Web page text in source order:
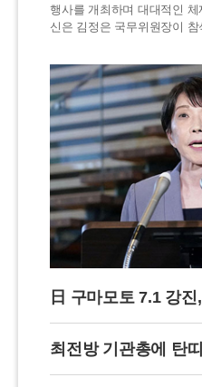
행사를 개최하며 대대적인
신은 김정은 국무위원장이 참
日 구마모토 7.1 강
최전방 기관총에 탄